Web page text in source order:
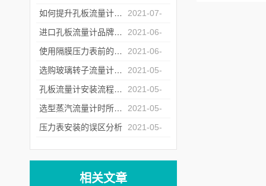
23
2021-07-
06
2021-06-
17
2021-06-
04
2021-05-
26
2021-05-
17
2021-05-
12
压力表安装的误区分析
2021-05-
相关文章